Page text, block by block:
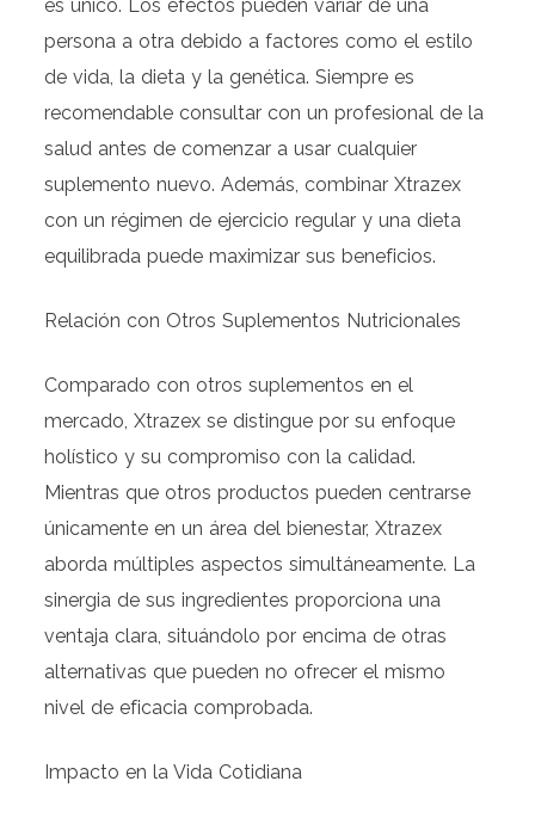
es único. Los efectos pueden variar de una
persona a otra debido a factores como el estilo
de vida, la dieta y la genética. Siempre es
recomendable consultar con un profesional de la
salud antes de comenzar a usar cualquier
suplemento nuevo. Además, combinar Xtrazex
con un régimen de ejercicio regular y una dieta
equilibrada puede maximizar sus beneficios.
Relación con Otros Suplementos Nutricionales
Comparado con otros suplementos en el
mercado, Xtrazex se distingue por su enfoque
holístico y su compromiso con la calidad.
Mientras que otros productos pueden centrarse
únicamente en un área del bienestar, Xtrazex
aborda múltiples aspectos simultáneamente. La
sinergia de sus ingredientes proporciona una
ventaja clara, situándolo por encima de otras
alternativas que pueden no ofrecer el mismo
nivel de eficacia comprobada.
Impacto en la Vida Cotidiana